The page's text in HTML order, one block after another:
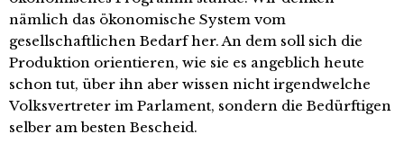
nämlich das ökonomische System vom
gesellschaftlichen Bedarf her. An dem soll sich die
Produktion orientieren, wie sie es angeblich heute
schon tut, über ihn aber wissen nicht irgendwelche
Volksvertreter im Parlament, sondern die Bedürftigen
selber am besten Bescheid.